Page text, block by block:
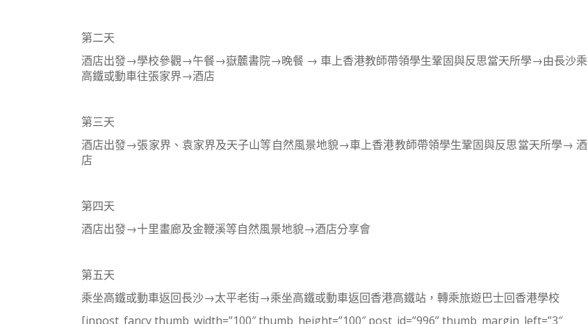
第二天
酒店出發→學校參觀→午餐→嶽麓書院→晚餐 → 車上香港教師帶領學生鞏固與反思當天所學→由長沙乘
高鐵或動車往張家界→酒店
第三天
酒店出發→張家界、袁家界及天子山等自然風景地貌→車上香港教師帶領學生鞏固與反思當天所學→ 酒
店
第四天
酒店出發→十里畫廊及金鞭溪等自然風景地貌→酒店分享會
第五天
乘坐高鐵或動車返回長沙→太平老街→乘坐高鐵或動車返回香港高鐵站，轉乘旅遊巴士回香港學校
[inpost_fancy thumb_width=”100″ thumb_height=”100″ post_id=”996” thumb_margin_left=”3″